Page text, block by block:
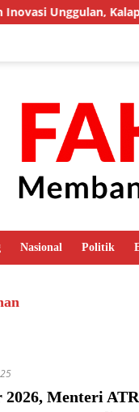
Unggulan, Kalapas
Nasional Politik
Menteri